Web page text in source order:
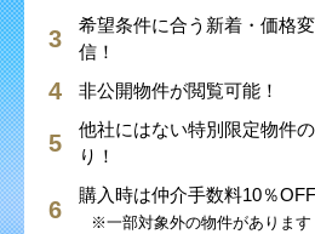
希望条件に合う新着・価格
信！
非公開物件が閲覧可能！
他社にはない特別限定物件
り！
購入時は仲介手数料10％OFF
※一部対象外の物件があります